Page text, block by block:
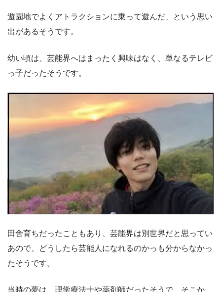
遊園地でよくアトラクションに乗って遊んだ、という思い
出があるそうです。
幼い頃は、芸能界へはまったく興味はなく、単なるテレビ
っ子だったそうです。
田舎育ちだったこともあり、芸能界は別世界だと思ってい
あので、どうしたら芸能人になれるのかっも分からなかっ
たそうです。
当時の夢は、理学療法士や薬剤師だったそうで、そこか